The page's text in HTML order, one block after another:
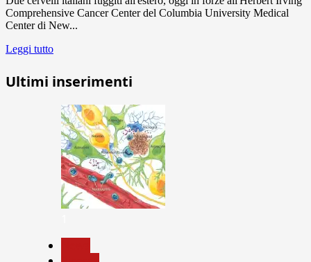
Comprehensive Cancer Center del Columbia University Medical
Center di New...
Leggi tutto
Ultimi inserimenti